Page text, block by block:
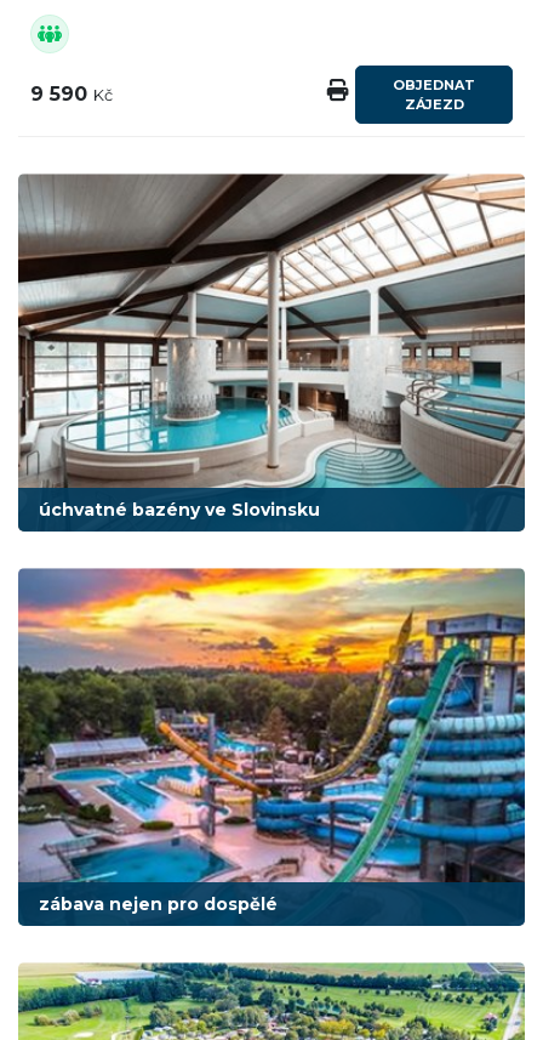
9 590 Kč
OBJEDNAT
ZÁJEZD
úchvatné bazény ve Slovinsku
zábava nejen pro dospělé